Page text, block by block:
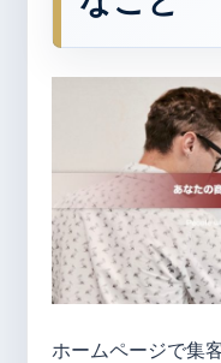
ホームページで集